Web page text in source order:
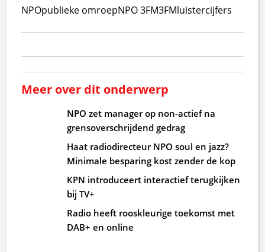
NPOpublieke omroepNPO 3FM3FMluistercijfers
Meer over dit onderwerp
NPO zet manager op non-actief na
grensoverschrijdend gedrag
Haat radiodirecteur NPO soul en jazz?
Minimale besparing kost zender de kop
KPN introduceert interactief terugkijken
bij TV+
Radio heeft rooskleurige toekomst met
DAB+ en online